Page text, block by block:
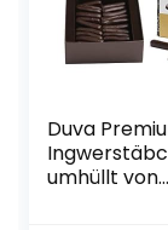
Duva
umhüllt von